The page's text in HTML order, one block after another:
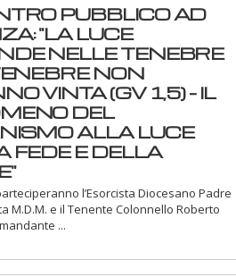
PUBBLICO AD
"LA LUCE
NELLE TENEBRE
NON
VINTA (GV 1,5) - IL
DEL
ALLA LUCE
FEDE E DELLA
l’Esorcista Diocesano Padre
M.D.M. e il Tenente Colonnello Roberto
...